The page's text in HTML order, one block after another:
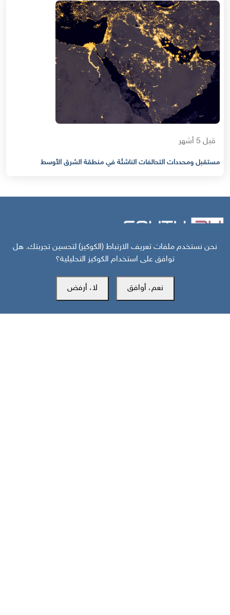
قبل 5 أشهر
مستقبل ومحددات التحالفات الناشئة في منطقة الشرق الأوسط
مكتب عدن
نحن نستخدم ملفات تعريف الارتباط (الكوكيز) لتحسين تجربتك. هل
توافق على استخدام الكوكيز التحليلية؟
نعم، أوافق لا، أرفض